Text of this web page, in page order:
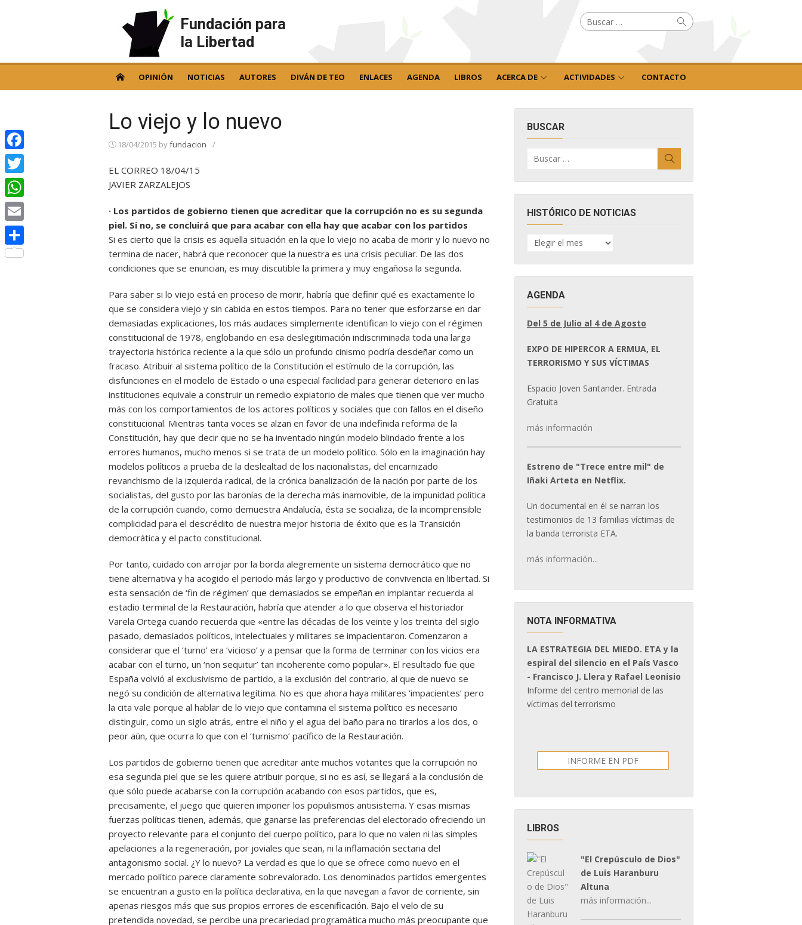
Fundación para
la Libertad
Buscar
por: Buscar
OPINIÓN NOTICIAS AUTORES DIVÁN DE TEO ENLACES AGENDA LIBROS ACERCA DE ACTIVIDADES CONTACTO
Lo viejo y lo nuevo
18/04/2015 byfundacion /
EL CORREO 18/04/15
JAVIER ZARZALEJOS
· Los partidos de gobierno tienen que acreditar que la corrupción no es su segunda
piel. Si no, se concluirá que para acabar con ella hay que acabar con los partidos
Si es cierto que la crisis es aquella situación en la que lo viejo no acaba de morir y lo nuevo no
termina de nacer, habrá que reconocer que la nuestra es una crisis peculiar. De las dos
condiciones que se enuncian, es muy discutible la primera y muy engañosa la segunda.
Para saber si lo viejo está en proceso de morir, habría que definir qué es exactamente lo
que se considera viejo y sin cabida en estos tiempos. Para no tener que esforzarse en dar
demasiadas explicaciones, los más audaces simplemente identifican lo viejo con el régimen
constitucional de 1978, englobando en esa deslegitimación indiscriminada toda una larga
trayectoria histórica reciente a la que sólo un profundo cinismo podría desdeñar como un
fracaso. Atribuir al sistema político de la Constitución el estímulo de la corrupción, las
disfunciones en el modelo de Estado o una especial facilidad para generar deterioro en las
instituciones equivale a construir un remedio expiatorio de males que tienen que ver mucho
más con los comportamientos de los actores políticos y sociales que con fallos en el diseño
constitucional. Mientras tanta voces se alzan en favor de una indefinida reforma de la
Constitución, hay que decir que no se ha inventado ningún modelo blindado frente a los
errores humanos, mucho menos si se trata de un modelo político. Sólo en la imaginación hay
modelos políticos a prueba de la deslealtad de los nacionalistas, del encarnizado
revanchismo de la izquierda radical, de la crónica banalización de la nación por parte de los
socialistas, del gusto por las baronías de la derecha más inamovible, de la impunidad política
de la corrupción cuando, como demuestra Andalucía, ésta se socializa, de la incomprensible
complicidad para el descrédito de nuestra mejor historia de éxito que es la Transición
democrática y el pacto constitucional.
Por tanto, cuidado con arrojar por la borda alegremente un sistema democrático que no
tiene alternativa y ha acogido el periodo más largo y productivo de convivencia en libertad. Si
esta sensación de ‘fin de régimen’ que demasiados se empeñan en implantar recuerda al
estadio terminal de la Restauración, habría que atender a lo que observa el historiador
Varela Ortega cuando recuerda que «entre las décadas de los veinte y los treinta del siglo
pasado, demasiados políticos, intelectuales y militares se impacientaron. Comenzaron a
considerar que el ‘turno’ era ‘vicioso’ y a pensar que la forma de terminar con los vicios era
acabar con el turno, un ‘non sequitur’ tan incoherente como popular». El resultado fue que
España volvió al exclusivismo de partido, a la exclusión del contrario, al que de nuevo se
negó su condición de alternativa legítima. No es que ahora haya militares ‘impacientes’ pero
la cita vale porque al hablar de lo viejo que contamina el sistema político es necesario
distinguir, como un siglo atrás, entre el niño y el agua del baño para no tirarlos a los dos, o
peor aún, que ocurra lo que con el ‘turnismo’ pacífico de la Restauración.
Los partidos de gobierno tienen que acreditar ante muchos votantes que la corrupción no
esa segunda piel que se les quiere atribuir porque, si no es así, se llegará a la conclusión de
que sólo puede acabarse con la corrupción acabando con esos partidos, que es,
precisamente, el juego que quieren imponer los populismos antisistema. Y esas mismas
fuerzas políticas tienen, además, que ganarse las preferencias del electorado ofreciendo un
proyecto relevante para el conjunto del cuerpo político, para lo que no valen ni las simples
apelaciones a la regeneración, por joviales que sean, ni la inflamación sectaria del
antagonismo social. ¿Y lo nuevo? La verdad es que lo que se ofrece como nuevo en el
mercado político parece claramente sobrevalorado. Los denominados partidos emergentes
se encuentran a gusto en la política declarativa, en la que navegan a favor de corriente, sin
apenas riesgos más que sus propios errores de escenificación. Bajo el velo de su
pretendida novedad, se percibe una precariedad programática mucho más preocupante que
BUSCAR
por:
HISTÓRICO DE NOTICIAS
HISTÓRICO
DE
AGENDA
Del 5 de Julio al 4 de Agosto
EXPO DE HIPERCOR A ERMUA, EL
TERRORISMO Y SUS VÍCTIMAS
Espacio Joven Santander. Entrada
Gratuita
más información
Estreno de "Trece entre mil" de
Iñaki Arteta en Netflix.
Un documental en él se narran los
testimonios de 13 familias víctimas de
la banda terrorista ETA.
más información...
NOTA INFORMATIVA
LA ESTRATEGIA DEL MIEDO. ETA y la
espiral del silencio en el País Vasco
- Francisco J. Llera y Rafael Leonisio
Informe del centro memorial de las
víctimas del terrorismo
INFORME EN PDF
LIBROS
"El Crepúsculo de Dios"
de Luis Haranburu
Altuna
más información...
Facebook
Twitter
WhatsApp
Email
Compartir